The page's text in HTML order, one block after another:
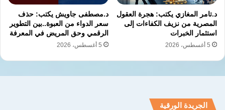
يعد قادرًا على تحمل زيادات أسعار أخرى، أو
رسوم إضافية أو أعباء معيشية!
وحق الناس في إعادة النظر بأسعار شرائح
د.تامر المغازي يكتب: هجرة العقول
المصرية من نزيف الكفاءات إلى
استثمار الخبرات
5 أغسطس، 2026
د.مصطفى جاويش يكتب: حذف
سعر الدواء من العبوة..بين التطوير
الرقمي وحق المريض في المعرفة
5 أغسطس، 2026
الجريدة الورقية